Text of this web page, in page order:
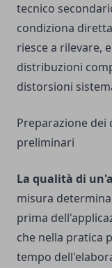
tecnico
condiziona
riesce a rilevare, e
distribuzioni
distorsioni
Preparazione dei
preliminari
La qualità di
misura
prima
che nella pratica
tempo